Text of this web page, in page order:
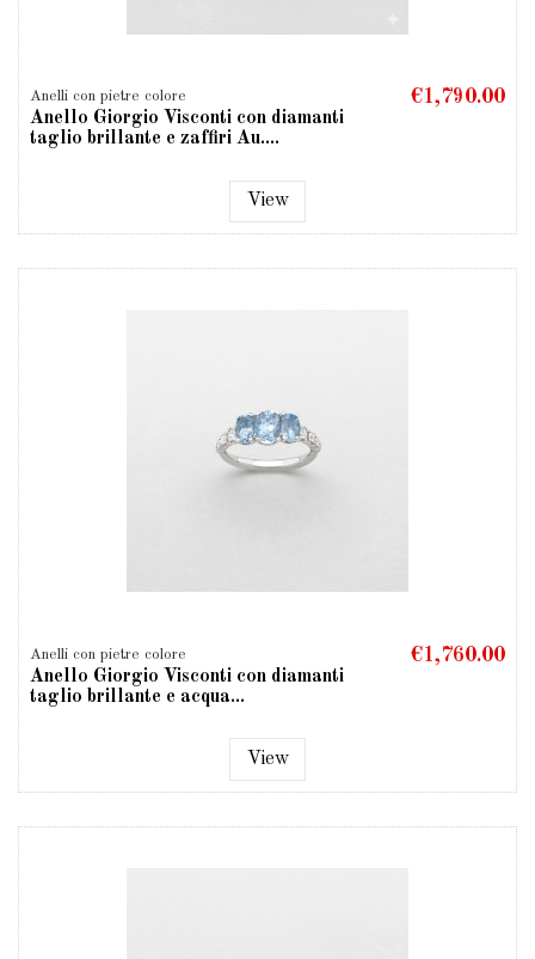
Anelli con pietre colore
Anello Giorgio Visconti con diamanti
taglio brillante e zaffiri Au....
€1,790.00
View
Anelli con pietre colore
Anello Giorgio Visconti con diamanti
taglio brillante e acqua...
€1,760.00
View